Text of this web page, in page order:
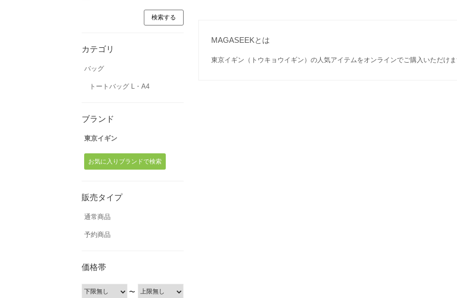
カテゴリ
バッグ
トートバッグ L・A4
ブランド
東京イギン
お気に入りブランドで検索
販売タイプ
通常商品
予約商品
価格帯
〜
MAGASEEKとは
東京イギン（トウキョウイギン）の人気アイテムをオンラインでご購入いただけ